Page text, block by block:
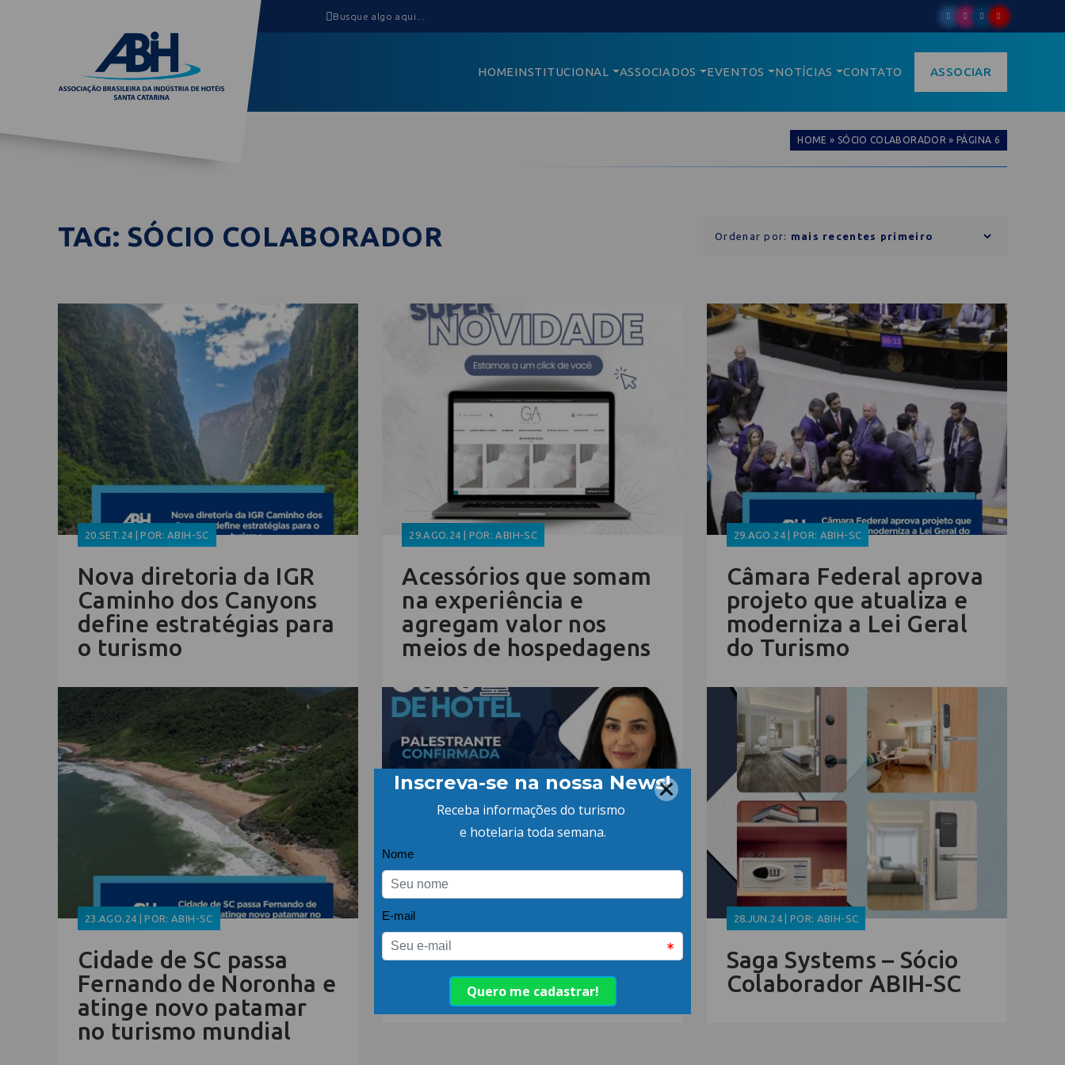
HOMEINSTITUCIONAL ASSOCIADOS EVENTOS NOTÍCIAS CONTATO ASSOCIAR
HOME » SÓCIO COLABORADOR »PÁGINA 6
TAG: SÓCIO COLABORADOR Ordenar por:
20.SET.24 | POR: ABIH-SC
Nova diretoria da IGR
Caminho dos Canyons
define estratégias para
o turismo
29.AGO.24 | POR: ABIH-SC
Acessórios que somam
na experiência e
agregam valor nos
meios de hospedagens
29.AGO.24 | POR: ABIH-SC
Câmara Federal aprova
projeto que atualiza e
moderniza a Lei Geral
do Turismo
23.AGO.24 | POR: ABIH-SC
Cidade de SC passa
Fernando de Noronha e
atinge novo patamar
no turismo mundial
15.AGO.24 | POR: ABIH-SC
Café de Hotel ABIH-SC
– Chapecó!
28.JUN.24 | POR: ABIH-SC
Saga Systems – Sócio
Colaborador ABIH-SC